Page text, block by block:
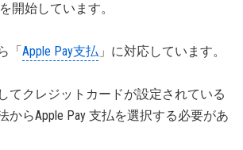
開始しています。
「Apple Pay支払 」に対応しています。
てクレジットカードが設定されている
からApple Pay 支払を選択する必要があ